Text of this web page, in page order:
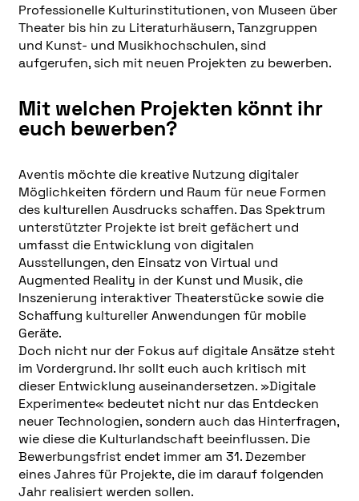
Professionelle Kulturinstitutionen, von Museen über
Theater bis hin zu Literaturhäusern, Tanzgruppen
und Kunst- und Musikhochschulen, sind
aufgerufen, sich mit neuen Projekten zu bewerben.
Mit welchen Projekten könnt ihr
euch bewerben?
Aventis möchte die kreative Nutzung digitaler
Möglichkeiten fördern und Raum für neue Formen
des kulturellen Ausdrucks schaffen. Das Spektrum
unterstützter Projekte ist breit gefächert und
umfasst die Entwicklung von digitalen
Ausstellungen, den Einsatz von Virtual und
Augmented Reality in der Kunst und Musik, die
Inszenierung interaktiver Theaterstücke sowie die
Schaffung kultureller Anwendungen für mobile
Geräte.
Doch nicht nur der Fokus auf digitale Ansätze steht
im Vordergrund. Ihr sollt euch auch kritisch mit
dieser Entwicklung auseinandersetzen. »Digitale
Experimente« bedeutet nicht nur das Entdecken
neuer Technologien, sondern auch das Hinterfragen,
wie diese die Kulturlandschaft beeinflussen. Die
Bewerbungsfrist endet immer am 31. Dezember
eines Jahres für Projekte, die im darauf folgenden
Jahr realisiert werden sollen.